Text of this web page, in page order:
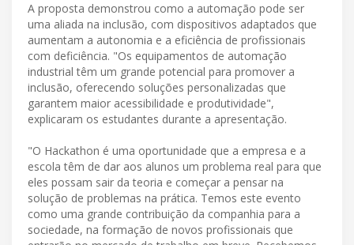
A proposta demonstrou como a automação pode ser
uma aliada na inclusão, com dispositivos adaptados que
aumentam a autonomia e a eficiência de profissionais
com deficiência. "Os equipamentos de automação
industrial têm um grande potencial para promover a
inclusão, oferecendo soluções personalizadas que
garantem maior acessibilidade e produtividade",
explicaram os estudantes durante a apresentação.
"O Hackathon é uma oportunidade que a empresa e a
escola têm de dar aos alunos um problema real para que
eles possam sair da teoria e começar a pensar na
solução de problemas na prática. Temos este evento
como uma grande contribuição da companhia para a
sociedade, na formação de novos profissionais que